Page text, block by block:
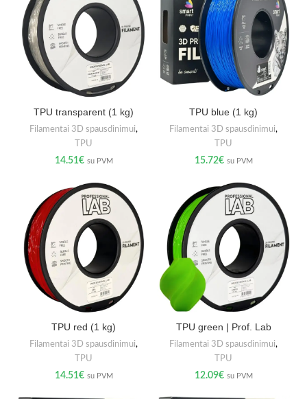
TPU transparent (1 kg)
Filamentai 3D spausdinimui,
TPU
14.51€ su PVM
TPU blue (1 kg)
Filamentai 3D spausdinimui,
TPU
15.72€ su PVM
TPU red (1 kg)
Filamentai 3D spausdinimui,
TPU
14.51€ su PVM
TPU green | Prof. Lab
Filamentai 3D spausdinimui,
TPU
12.09€ su PVM